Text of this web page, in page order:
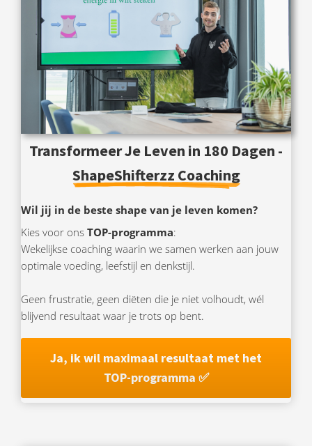
Transformeer Je Leven in 180 Dagen -
ShapeShifterzz Coaching
Wil jij in de beste shape van je leven komen?
Kies voor ons TOP-programma:
Wekelijkse coaching waarin we samen werken aan jouw
optimale voeding, leefstijl en denkstijl.
Geen frustratie, geen diëten die je niet volhoudt, wél
blijvend resultaat waar je trots op bent.
Ja, ik wil maximaal resultaat met het
TOP-programma ✅